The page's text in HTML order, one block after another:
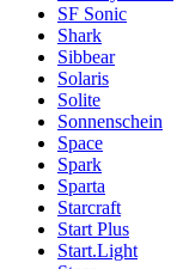
SF Sonic
Shark
Sibbear
Solaris
Solite
Sonnenschein
Space
Spark
Sparta
Starcraft
Start Plus
Start.Light